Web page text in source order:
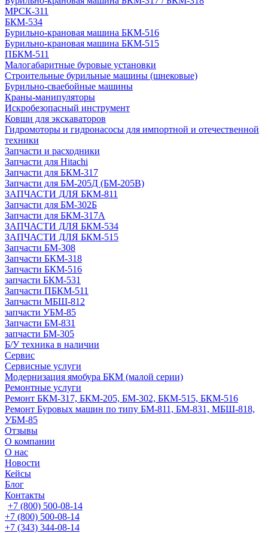
МРСК-311
БКМ-534
Бурильно-крановая машина БКМ-516
Бурильно-крановая машина БКМ-515
ПБКМ-511
Малогабаритные буровые установки
Строительные бурильные машины (шнековые)
Бурильно-сваебойные машины
Краны-манипуляторы
Искробезопасный инструмент
Ковши для экскаваторов
Гидромоторы и гидронасосы для импортной и отечественной
техники
Запчасти и расходники
Запчасти для Hitachi
Запчасти для БКМ-317
Запчасти для БМ-205Д (БМ-205В)
ЗАПЧАСТИ ДЛЯ БКМ-811
Запчасти для БМ-302Б
Запчасти для БКМ-317А
ЗАПЧАСТИ ДЛЯ БКМ-534
ЗАПЧАСТИ ДЛЯ БКМ-515
Запчасти БМ-308
Запчасти БКМ-318
Запчасти БКМ-516
запчасти БКМ-531
Запчасти ПБКМ-511
Запчасти МБШ-812
запчасти УБМ-85
Запчасти БМ-831
запчасти БМ-305
Б/У техника в наличии
Сервис
Сервисные услуги
Модернизация ямобура БКМ (малой серии)
Ремонтные услуги
Ремонт БКМ-317, БКМ-205, БМ-302, БКМ-515, БКМ-516
Ремонт Буровых машин по типу БМ-811, БМ-831, МБШ-818,
УБМ-85
Отзывы
О компании
О нас
Новости
Кейсы
Блог
Контакты
+7 (800) 500-08-14
+7 (800) 500-08-14
+7 (343) 344-08-14